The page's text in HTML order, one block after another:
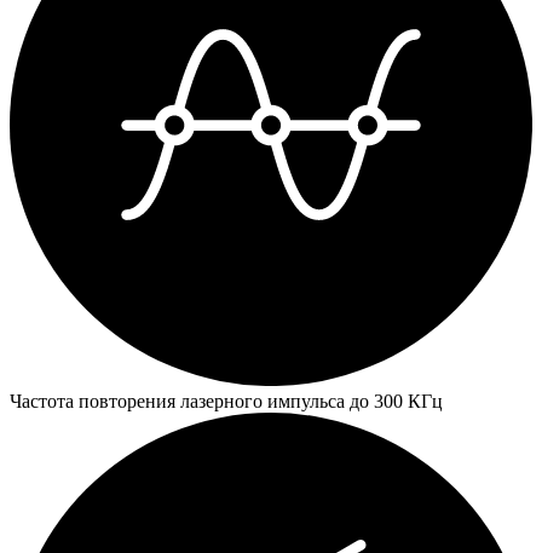
Частота повторения лазерного импульса до 300 КГц